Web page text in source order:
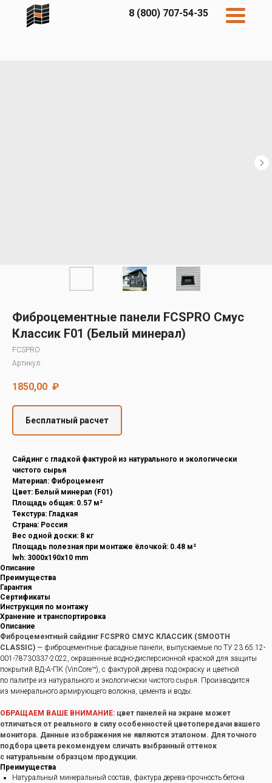
8 (800) 707-54-35
Decover
Cedral
Фиброцементные панели FCSPRO Смус
Классик F01 (Белый минерал)
FCSPRO
Артикул:
1850,00 ₽
Бесплатный расчет
Cайдинг с гладкой фактурой из натурального и экологически
чистого сырья
Материал: Фиброцемент
Цвет: Белый минерал (F01)
Площадь общая: 0.57 м²
Текстура: Гладкая
Страна: Россия
Вес одной доски: 8 кг
Площадь полезная при монтаже ёлочкой: 0.48 м²
lwh: 3000x190x10 mm
Описание
Преимущества
Гарантия
Сертификаты
Инструкция по монтажу
Хранение и транспортировка
Описание
Фиброцементный сайдинг FCSPRO СМУС КЛАССИК (SMOOTH
CLASSIC) — фиброцементные фасадные панели, выпускаемые по ТУ 23.65.12-
001-78730337-2022, окрашенные водно-дисперсионной краской для защиты
покрытий ВД-А-ПК (VinCore™), с фактурой дерева под окраску и цветной
по палитре из натурального и экологически чистого сырья. Производится
из минерального армирующего волокна, цемента и воды.
ОБРАЩАЕМ ВАШЕ ВНИМАНИЕ: цвет панелей на экране может
отличаться от реального в силу особенностей цветопередачи вашего
монитора. Данные изображения не являются эталоном. Для точного
подбора цвета рекомендуем сличать выбранный оттенок
с натуральным образцом продукции.
Преимущества
Натуральный минеральный состав, фактура дерева-прочность бетона